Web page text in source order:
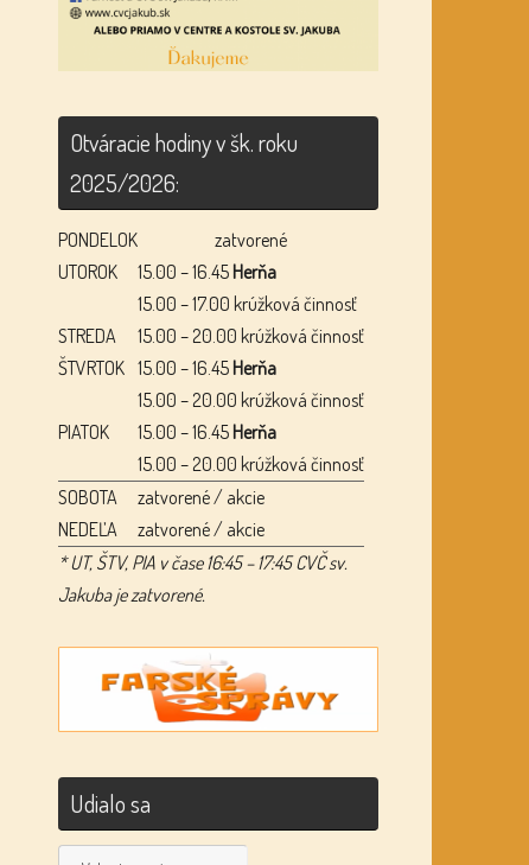
Otváracie hodiny v šk. roku
2025/2026:
PONDELOK
zatvorené
UTOROK
15.00 – 16.45Herňa
15.00 – 17.00 krúžková činnosť
STREDA
15.00 – 20.00 krúžková činnosť
ŠTVRTOK 15.00 – 16.45Herňa
15.00 – 20.00 krúžková činnosť
PIATOK
15.00 – 16.45Herňa
15.00 – 20.00 krúžková činnosť
SOBOTA
zatvorené / akcie
NEDEĽA
zatvorené / akcie
* UT, ŠTV, PIA v čase 16:45 – 17:45 CVČ sv.
Jakuba je zatvorené.
Udialo sa
Udialo